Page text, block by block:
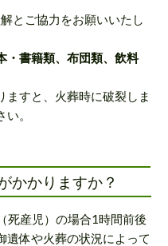
とご協力をお願いいたし
・書籍類、布団類、飲料
ますと、火葬時に破裂しま
。
かかりますか？
死産児）の場合1時間前後
遺体や火葬の状況によって